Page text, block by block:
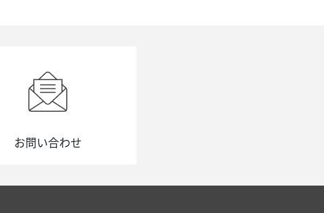
お問い合わせ